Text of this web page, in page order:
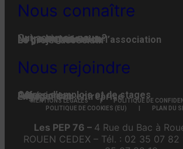
Nous connaître
Qui-sommes-nous ?
Notre histoire
Notre organisation
La gouvernance de l’association
Le projet associatif
Nous rejoindre
Offres d’emplois et de stages
Adhésion
Faire un don
Engager son entreprise
MENTIONS LÉGALES
POLITIQUE DE
POLITIQUE DE COOKIES (EU)
PLAN DU
Les PEP 76 – 4 Rue du Bac à
ROUEN CEDEX – Tél. : 02 35 07 82